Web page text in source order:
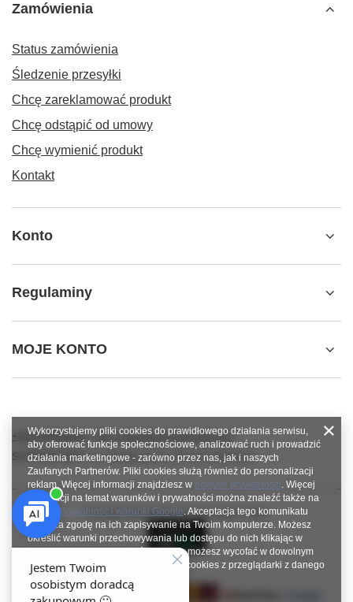
Zamówienia
Status zamówienia
Śledzenie przesyłki
Chcę zareklamować produkt
Chcę odstąpić od umowy
Chcę wymienić produkt
Kontakt
Konto
Regulaminy
MOJE KONTO
+48784966809
info.robotshops@gmail.com
SUPERROBOT,ul. Parkowa 27,64-117Gołanice
W sklepie prezentujemy ceny brutto (z VAT).
Wykorzystujemy pliki cookies do prawidłowego działania serwisu,
aby oferować funkcje społecznościowe, analizować ruch i prowadzić
działania marketingowe - zarówno przez nas, jak i naszych
Zaufanych Partnerów. Pliki cookies służą również do personalizacji
reklam. Więcej informacji znajdziesz w polityce prywatności. Więcej
informacji na temat warunków i prywatności można znaleźć także na
stronie Prywatność i warunki Google. Akceptacja tego komunikatu
oznacza zgodę na ich zapisywanie na Twoim komputerze. Możesz
określić warunki przechowywania lub dostępu do nich klikając w
zakładkę „Konfiguracja zgód”. Zgodę możesz wycofać w dowolnym
momencie poprzez usunięcie plików cookies z przeglądarki z danego
urządzenia końcowego.